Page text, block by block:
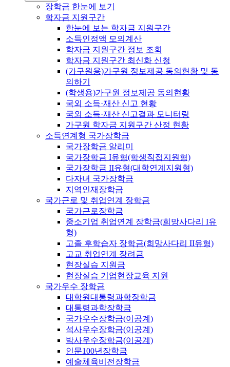
장학금 한눈에 보기
학자금 지원구간
한눈에 보는 학자금 지원구간
소득인정액 모의계산
학자금 지원구간 정보 조회
학자금 지원구간 최신화 신청
(가구원용)가구원 정보제공 동의현황 및 동
의하기
(학생용)가구원 정보제공 동의현황
국외 소득·재산 신고 현황
국외 소득·재산 신고결과 모니터링
가구원 학자금 지원구간 산정 현황
소득연계형 국가장학금
국가장학금 알리미
국가장학금 I유형(학생직접지원형)
국가장학금 II유형(대학연계지원형)
다자녀 국가장학금
지역인재장학금
국가근로 및 취업연계 장학금
국가근로장학금
중소기업 취업연계 장학금(희망사다리 I유
형)
고졸 후학습자 장학금(희망사다리 II유형)
고교 취업연계 장려금
현장실습 지원금
현장실습 기업현장교육 지원
국가우수 장학금
대학원대통령과학장학금
대통령과학장학금
국가우수장학금(이공계)
석사우수장학금(이공계)
박사우수장학금(이공계)
인문100년장학금
예술체육비전장학금